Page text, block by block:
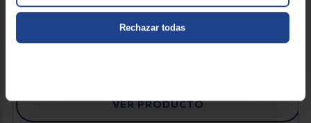
Rechazar todas
32,90 €
VER PRODUCTO